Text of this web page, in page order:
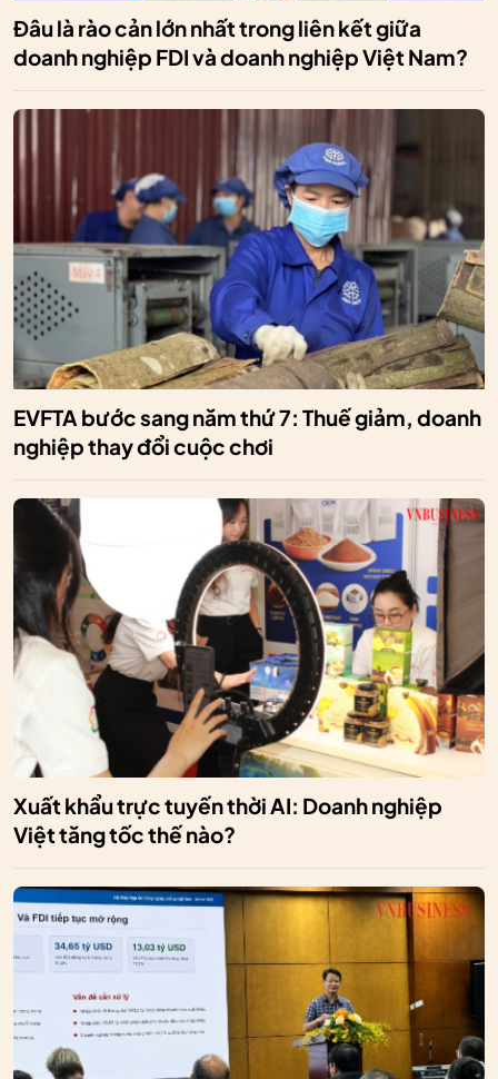
Đâu là rào cản lớn nhất trong liên kết giữa
doanh nghiệp FDI và doanh nghiệp Việt Nam?
EVFTA bước sang năm thứ 7: Thuế giảm, doanh
nghiệp thay đổi cuộc chơi
Xuất khẩu trực tuyến thời AI: Doanh nghiệp
Việt tăng tốc thế nào?